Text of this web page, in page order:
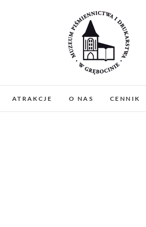
Muzeum
ATRAKCJE O NAS CENNIK